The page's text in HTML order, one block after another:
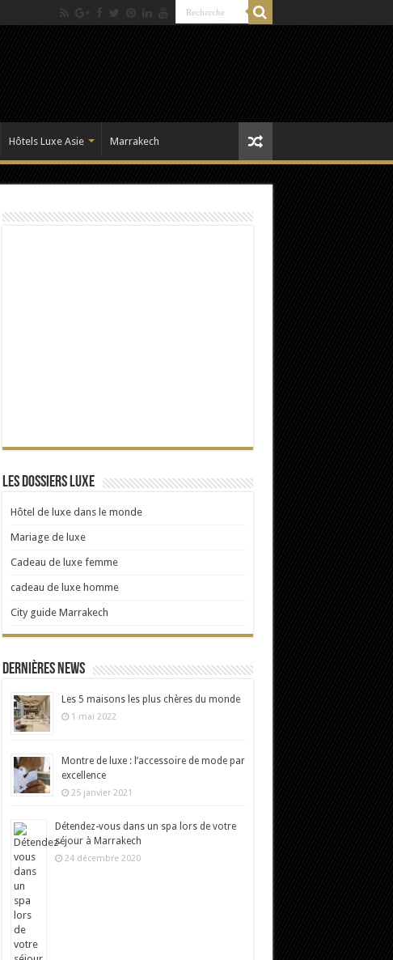
Hôtels Luxe Asie Marrakech
Les dossiers Luxe
Hôtel de luxe dans le monde
Mariage de luxe
Cadeau de luxe femme
cadeau de luxe homme
City guide Marrakech
Dernières news
Les 5 maisons les plus chères du monde
1 mai 2022
Montre de luxe : l’accessoire de mode par
excellence
25 janvier 2021
Détendez-vous dans un spa lors de votre
séjour à Marrakech
24 décembre 2020